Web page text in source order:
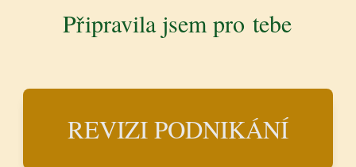
Připravila jsem pro tebe
REVIZI PODNIKÁNÍ